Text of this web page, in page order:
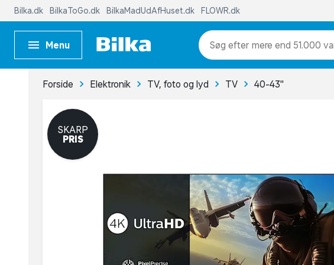
Bilka.dk BilkaToGo.dk BilkaMadUdAfHuset.dk FLOWR.dk
Menu mere end 51.000
Forside Elektronik TV, foto og lyd TV 40-43"
SKARP
PRIS